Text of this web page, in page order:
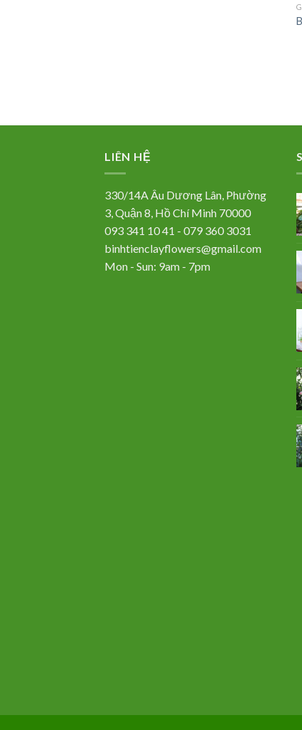
LIÊN HỆ
330/14A Âu Dương Lân, Phường
3, Quận 8, Hồ Chí Minh 70000
093 341 10 41 - 079 360 3031
binhtienclayflowers@gmail.com
Mon - Sun: 9am - 7pm